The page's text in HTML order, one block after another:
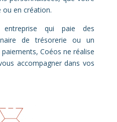
ou en création.
qui paie des
de trésorerie ou un
Coéos ne réalise
accompagner dans vos